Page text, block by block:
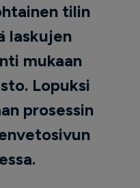
tilin
laskujen
mukaan
Lopuksi
prosessin